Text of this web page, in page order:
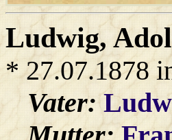
Ludwig,
* 27.07.1878
Vater: